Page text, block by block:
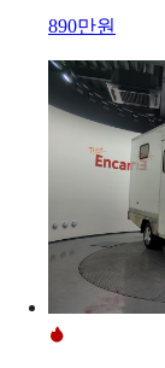
890만원